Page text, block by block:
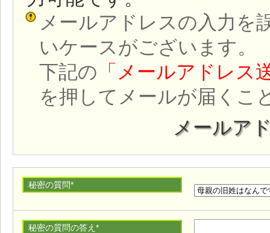
メールアドレスの入力を
いケースがございます。
下記の 「メールアドレス
を押してメールが届くこ
メールア
秘密の質問*
秘密の質問の答え *